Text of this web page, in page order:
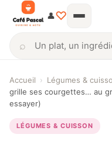
⌕
Rechercher
👤♡
Accueil › Légumes &
grille ses courgettes… au
essayer)
LÉGUMES & CUISSON